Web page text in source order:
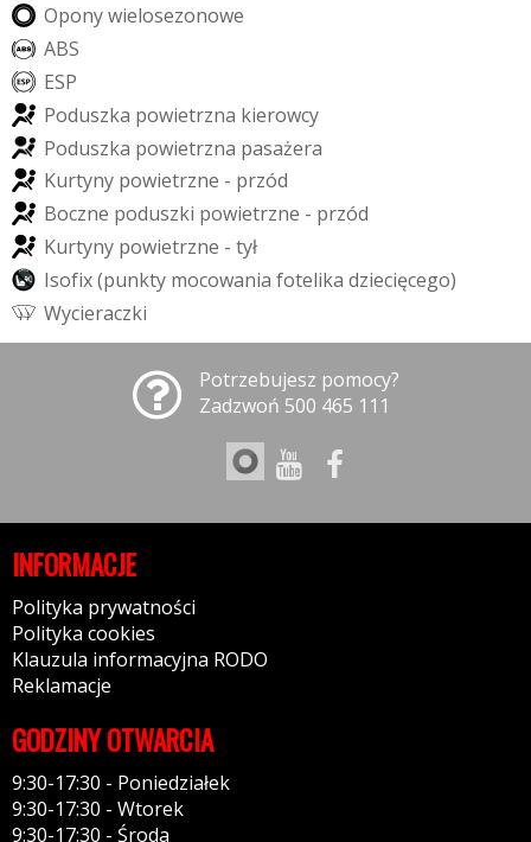
Oponywielosezonowe
ABS
ESP
Poduszka powietrzna kierowcy
Poduszka powietrzna pasażera
Kurtyny powietrzne - przód
Boczne poduszki powietrzne - przód
Kurtyny powietrzne - tył
Isofix(punkty mocowania fotelika dziecięcego)
Wycieraczki
Potrzebujesz pomocy?
Zadzwoń 500 465 111
INFORMACJE
Polityka prywatności
Polityka cookies
Klauzula informacyjna RODO
Reklamacje
GODZINY OTWARCIA
9:30-17:30 - Poniedziałek
9:30-17:30 - Wtorek
9:30-17:30 - Środa